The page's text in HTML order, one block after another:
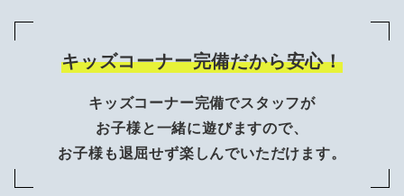
キッズコーナー完備だから安心！
キッズコーナー完備でスタッフが
お子様と一緒に遊びますので、
お子様も退屈せず楽しんでいただけます。